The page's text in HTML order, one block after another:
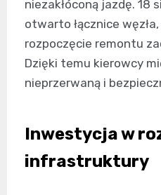
niezakłóconą jazdę. 18
otwarto łącznice
rozpoczęcie remontu
Dzięki temu kierowcy
nieprzerwaną i
Inwestycja w
infrastruktury